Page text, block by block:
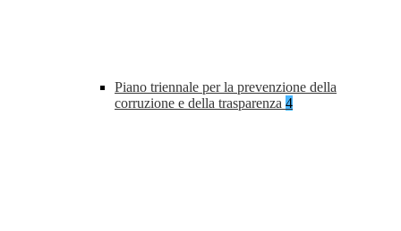
Piano triennale per la prevenzione della
corruzione e della trasparenza 4